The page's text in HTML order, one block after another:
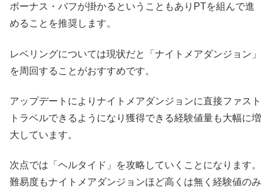
ボーナス・バフが掛かるということもありPTを組んで進
めることを推奨します。
レベリングについては現状だと「ナイトメアダンジョン」
を周回することがおすすめです。
アップデートによりナイトメアダンジョンに直接ファスト
トラベルできるようになり獲得できる経験値量も大幅に増
大しています。
次点では「ヘルタイド」を攻略していくことになります。
難易度もナイトメアダンジョンほど高くは無く経験値のみ